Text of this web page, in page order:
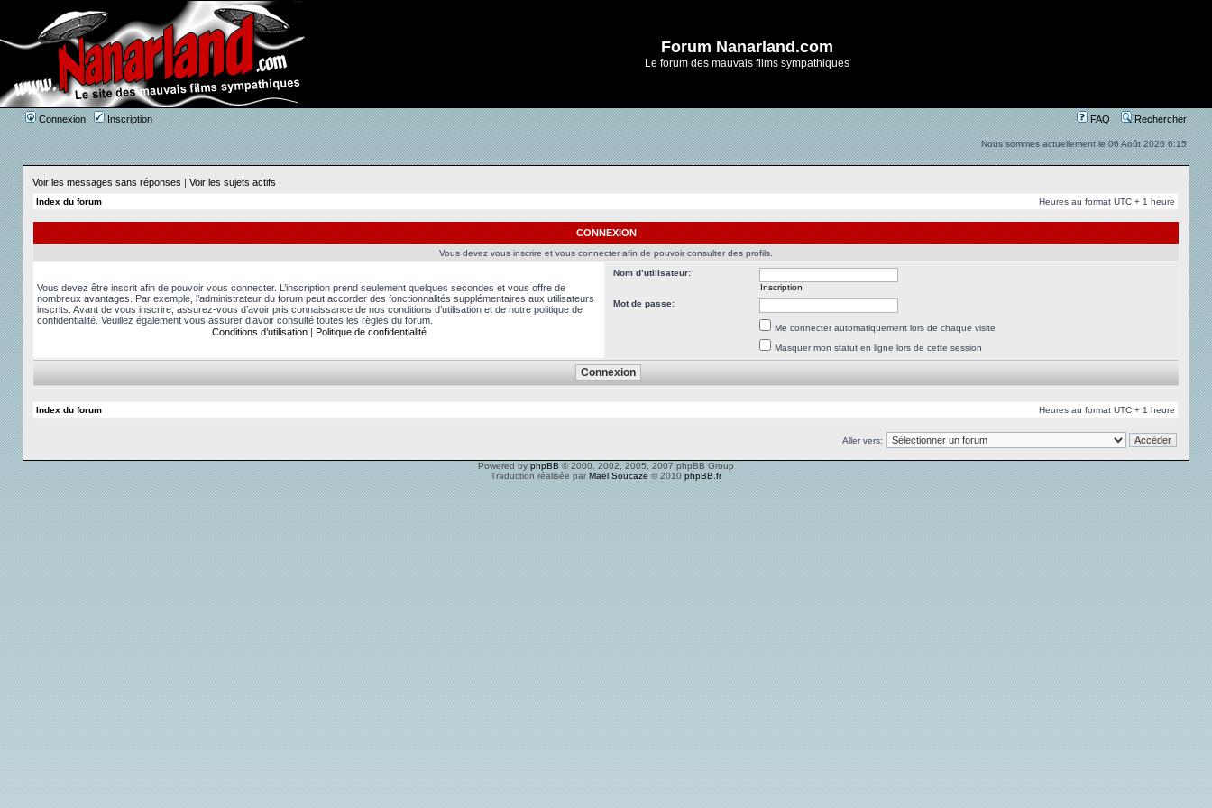
Forum Nanarland.com
Le forum des mauvais films sympathiques
Connexion Inscription FAQ Rechercher
Nous sommes actuellement le 06 Août 2026 6:15
Voir les messages sans réponses | Voir les sujets actifs
Index du forum Heures au format UTC + 1 heure
CONNEXION
Vous devez vous inscrire et vous connecter afin de pouvoir consulter des profils.
Vous devez être inscrit afin de pouvoir vous connecter. L’inscription prend seulement quelques secondes et vous offre de
nombreux avantages. Par exemple, l’administrateur du forum peut accorder des fonctionnalités supplémentaires aux utilisateurs
inscrits. Avant de vous inscrire, assurez-vous d’avoir pris connaissance de nos conditions d’utilisation et de notre politique de
confidentialité. Veuillez également vous assurer d’avoir consulté toutes les règles du forum.
Conditions d’utilisation| Politique de confidentialité
Nom d’utilisateur:
Inscription
Mot de passe:
Me connecter automatiquement lors de chaque visite
Masquer mon statut en ligne lors de cette session
Index du forum Heures au format UTC + 1 heure
Aller vers:
Powered byphpBB© 2000, 2002, 2005, 2007 phpBB Group
Traduction réalisée parMaël Soucaze© 2010phpBB.fr